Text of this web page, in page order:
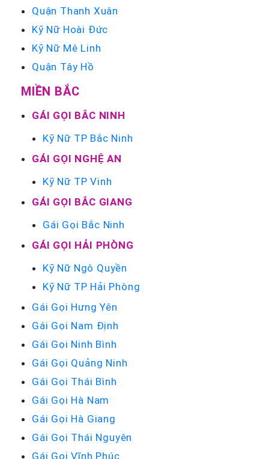
Quận Thanh Xuân
Kỹ Nữ Hoài Đức
Kỹ Nữ Mê Linh
Quận Tây Hồ
MIỀN BẮC
GÁI GỌI BẮC NINH
Kỹ Nữ TP Bắc Ninh
GÁI GỌI NGHỆ AN
Kỹ Nữ TP Vinh
GÁI GỌI BẮC GIANG
Gái Gọi Bắc Ninh
GÁI GỌI HẢI PHÒNG
Kỹ Nữ Ngô Quyền
Kỹ Nữ TP Hải Phòng
Gái Gọi Hưng Yên
Gái Gọi Nam Định
Gái Gọi Ninh Bình
Gái Gọi Quảng Ninh
Gái Gọi Thái Bình
Gái Gọi Hà Nam
Gái Gọi Hà Giang
Gái Gọi Thái Nguyên
Gái Gọi Vĩnh Phúc